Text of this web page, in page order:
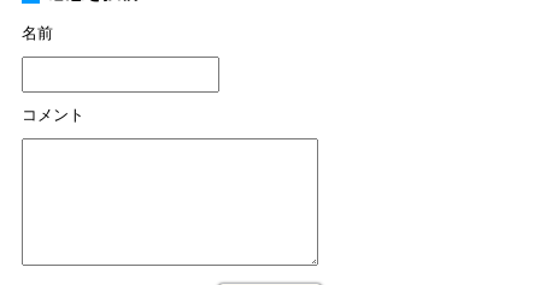
名前
コメント